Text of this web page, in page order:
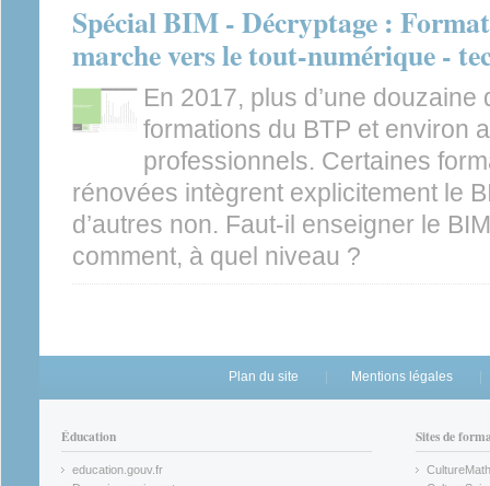
Spécial BIM - Décryptage :
marche vers le tout-numérique -
En 2017, plus d’une
formations du BTP et environ
professionnels. Certaines
rénovées intègrent explicitement le
d’autres non. Faut-il enseigner le
comment, à quel niveau ?
Plan du site Mentions légales
Éducation
education.gouv.fr
Sites de
CultureMath